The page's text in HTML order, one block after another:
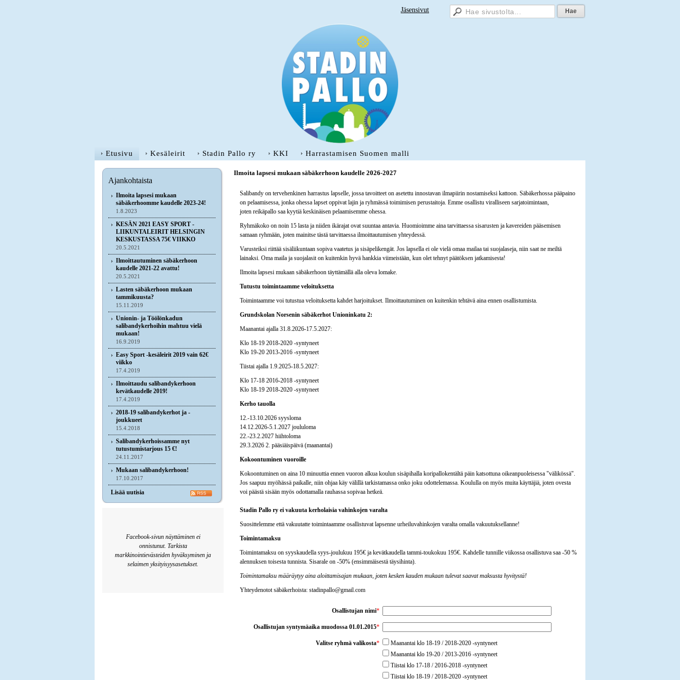
Jäsensivut
Etusivu Kesäleirit Stadin Pallo ry KKI Harrastamisen Suomen malli
Ilmoita lapsesi mukaan säbäkerhoon kaudelle 2026-2027
Salibandy on tervehenkinen harrastus lapselle, jossa tavoitteet on asetettu innostavan ilmapiirin nostamiseksi kattoon. Säbäkerhossa pääpaino
on pelaamisessa, jonka ohessa lapset oppivat lajin ja ryhmässä toimimisen perustaitoja. Emme osallistu viralliseen sarjatoimintaan,
joten reikäpallo saa kyytiä keskinäisen pelaamisemme ohessa.
Ryhmäkoko on noin 15 lasta ja niiden ikärajat ovat suuntaa antavia. Huomioimme aina tarvittaessa sisarusten ja kavereiden pääsemisen
samaan ryhmään, joten mainitse tästä tarvittaessa ilmoittautumisen yhteydessä.
Varusteiksi riittää sisäliikuntaan sopiva vaatetus ja sisäpelikengät. Jos lapsella ei ole vielä omaa mailaa tai suojalaseja, niin saat ne meiltä
lainaksi. Oma maila ja suojalasit on kuitenkin hyvä hankkia viimeistään, kun olet tehnyt päätöksen jatkamisesta!
Ilmoita lapsesi mukaan säbäkerhoon täyttämällä alla oleva lomake.
Tutustu toimintaamme veloituksetta
Toimintaamme voi tutustua veloituksetta kahdet harjoitukset. Ilmoittautuminen on kuitenkin tehtävä aina ennen osallistumista.
Grundskolan Norsenin säbäkerhot Unioninkatu 2:
Maanantai ajalla 31.8.2026-17.5.2027:
Klo 18-19 2018-2020 -syntyneet
Klo 19-20 2013-2016 -syntyneet
Tiistai ajalla 1.9.2025-18.5.2027:
Klo 17-18 2016-2018 -syntyneet
Klo 18-19 2018-2020 -syntyneet
Kerho tauolla
12.-13.10.2026 syysloma
14.12.2026-5.1.2027 joululoma
22.-23.2.2027 hiihtoloma
29.3.2026 2. pääsiäispäivä (maanantai)
Kokoontuminen vuoroille
Kokoontuminen on aina 10 minuuttia ennen vuoron alkua koulun sisäpihalla koripallokentältä päin katsottuna oikeanpuoleisessa "välikössä".
Jos saapuu myöhässä paikalle, niin ohjaa käy välillä tarkistamassa onko joku odottelemassa. Koululla on myös muita käyttäjiä, joten ovesta
voi päästä sisään myös odottamalla rauhassa sopivaa hetkeä.
Stadin Pallo ry ei vakuuta kerholaisia vahinkojen varalta
Suosittelemme että vakuutatte toimintaamme osallistuvat lapsenne urheiluvahinkojen varalta omalla vakuutuksellanne!
Toimintamaksu
Toimintamaksu on syyskaudella syys-joulukuu 195€ ja kevätkaudella tammi-toukokuu 195€. Kahdelle tunnille viikossa osallistuva saa -50 %
alennuksen toisesta tunnista. Sisarale on -50% (ensimmäisestä täysihinta).
Toimintamaksu määräytyy aina aloittamisajan mukaan, joten kesken kauden mukaan tulevat saavat maksusta hyvitystä!
Yhteydenotot säbäkerhoista: stadinpallo@gmail.com
Osallistujan nimi*
Osallistujan syntymäaika muodossa 01.01.2015*
Valitse ryhmä valikosta*
Maanantai klo 18-19 / 2018-2020 -syntyneet
Maanantai klo 19-20 / 2013-2016 -syntyneet
Tiistai klo 17-18 / 2016-2018 -syntyneet
Tiistai klo 18-19 / 2018-2020 -syntyneet
Ajankohtaista
Ilmoita lapsesi mukaan
säbäkerhoomme kaudelle 2023-24!
1.8.2023
KESÄN 2021 EASY SPORT -
LIIKUNTALEIRIT HELSINGIN
KESKUSTASSA 75€ VIIKKO
20.5.2021
Ilmoittautuminen säbäkerhoon
kaudelle 2021-22 avattu!
20.5.2021
Lasten säbäkerhoon mukaan
tammikuusta?
15.11.2019
Unionin- ja Töölönkadun
salibandykerhoihin mahtuu vielä
mukaan!
16.9.2019
Easy Sport -kesäleirit 2019 vain 62€
viikko
17.4.2019
Ilmoittaudu salibandykerhoon
kevätkaudelle 2019!
17.4.2019
2018-19 salibandykerhot ja -
joukkueet
15.4.2018
Salibandykerhoissamme nyt
tutustumistarjous 15 €!
24.11.2017
Mukaan salibandykerhoon!
17.10.2017
Lisää uutisia
Facebook-sivun näyttäminen ei
onnistunut. Tarkista
markkinointievästeiden hyväksyminen ja
selaimen yksityisyysasetukset.